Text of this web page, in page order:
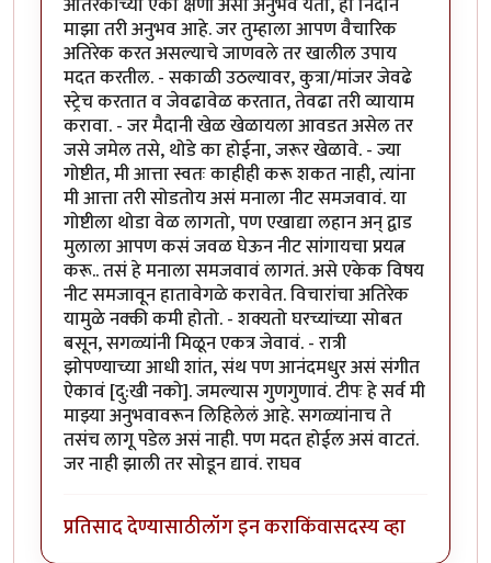
माझा तरी अनुभव आहे. जर तुम्हाला आपण वैचारिक
अतिरेक करत असल्याचे जाणवले तर खालील उपाय
मदत करतील. - सकाळी उठल्यावर, कुत्रा/मांजर जेवढे
स्ट्रेच करतात व जेवढावेळ करतात, तेवढा तरी व्यायाम
करावा. - जर मैदानी खेळ खेळायला आवडत असेल तर
जसे जमेल तसे, थोडे का होईना, जरूर खेळावे. - ज्या
गोष्टीत, मी आत्ता स्वतः काहीही करू शकत नाही, त्यांना
मी आत्ता तरी सोडतोय असं मनाला नीट समजवावं. या
गोष्टीला थोडा वेळ लागतो, पण एखाद्या लहान अन् द्वाड
मुलाला आपण कसं जवळ घेऊन नीट सांगायचा प्रयत्न
करू.. तसं हे मनाला समजवावं लागतं. असे एकेक विषय
नीट समजावून हातावेगळे करावेत. विचारांचा अतिरेक
यामुळे नक्की कमी होतो. - शक्यतो घरच्यांच्या सोबत
बसून, सगळ्यांनी मिळून एकत्र जेवावं. - रात्री
झोपण्याच्या आधी शांत, संथ पण आनंदमधुर असं संगीत
ऐकावं [दु:खी नको]. जमल्यास गुणगुणावं. टीपः हे सर्व मी
माझ्या अनुभवावरून लिहिलेलं आहे. सगळ्यांनाच ते
तसंच लागू पडेल असं नाही. पण मदत होईल असं वाटतं.
जर नाही झाली तर सोडून द्यावं. राघव
प्रतिसाद देण्यासाठीलॉग इन कराकिंवासदस्य व्हा